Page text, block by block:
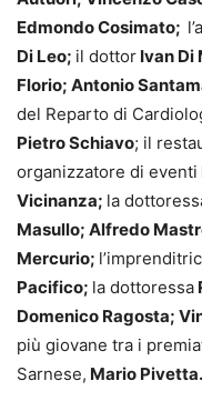
Edmondo Cosimato;
Di Leo; il dottor Ivan Di
Florio; Antonio
del Reparto di
Pietro Schiavo; il
organizzatore di eventi
Vicinanza; la
Masullo; Alfredo
Mercurio;
Pacifico; la dottoressa
Domenico Ragosta;
più giovane tra i
Sarnese, Mario Pivetta.